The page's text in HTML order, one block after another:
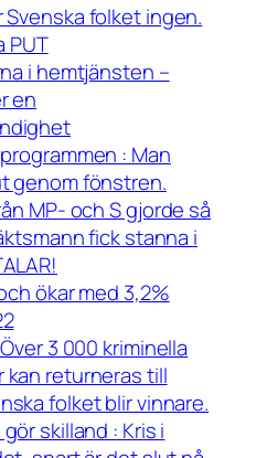
Svenska folket ingen.
PUT
i hemtjänsten –
en
: Man
genom fönstren.
MP- och S gjorde så
fick stanna i
ökar med 3,2%
3 000 kriminella
kan returneras till
folket blir vinnare.
skilland : Kris i